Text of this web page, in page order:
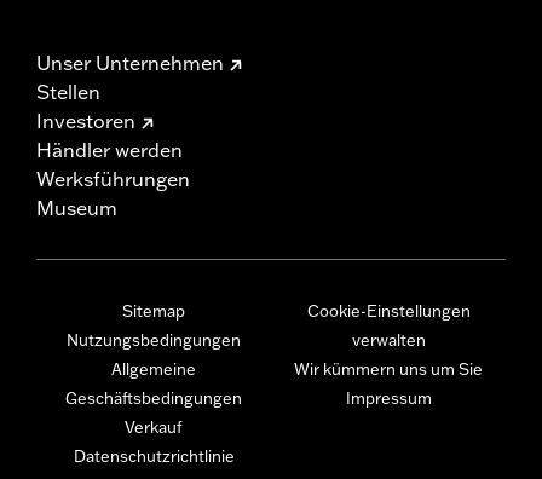
Unser Unternehmen
Stellen
Investoren
Händler werden
Werksführungen
Museum
Sitemap
Nutzungsbedingungen
Allgemeine
Geschäftsbedingungen
Verkauf
Datenschutzrichtlinie
Cookie-Einstellungen
verwalten
Wir kümmern uns um Sie
Impressum